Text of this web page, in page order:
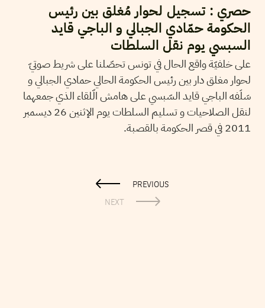
حصري : تسجيل لحوار مُغلق بين رئيس
الحكومة حمّادي الجبالي و الباجي قايد
السبسي يوم نقل السلطات
على خلفيّة واقع الحال في تونس تحصّلنا على شريط صوتيّ
لحوار مغلق دار بين رئيس الحكومة الحالي حمادي الجبالي و
سَلَفه الباجي قايد السّبسي على هامش الّلقاء الذي جمعهما
لنقل الصلاحيات و تسليم السلطات يوم الإثنين 26 ديسمبر
2011 في قصر الحكومة بالقصبة.
PREVIOUS
NEXT